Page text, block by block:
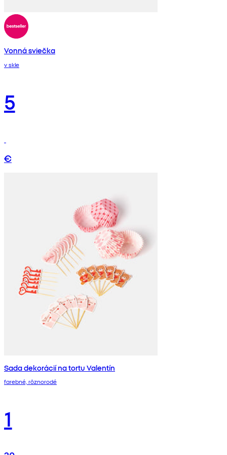
Vonná sviečka
v skle
5
€
Sada dekorácií na tortu Valentín
farebné, rôznorodé
1